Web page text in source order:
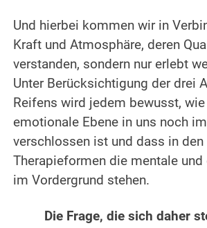
Und hierbei kommen wir in
Kraft und Atmosphäre, deren
verstanden, sondern nur erlebt
Unter Berücksichtigung der drei
Reifens wird jedem bewusst,
emotionale Ebene in uns noch
verschlossen ist und dass in
Therapieformen die mentale
im Vordergrund stehen.
Die Frage, die sich daher